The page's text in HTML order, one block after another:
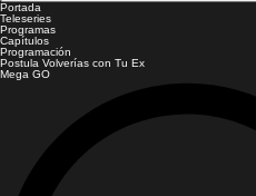
Portada
Teleseries
Programas
Capítulos
Programación
Postula Volverías con Tu Ex
Mega GO